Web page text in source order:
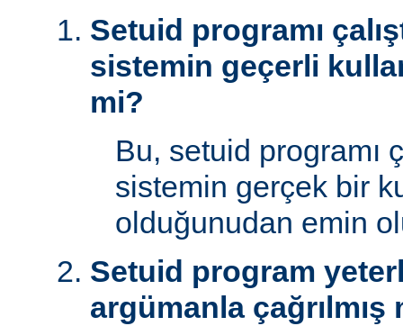
Setuid programı
sistemin geçerli
mi?
Bu, setuid programı
sistemin gerçek bir
olduğunudan emin
Setuid program
argümanla çağrılmış